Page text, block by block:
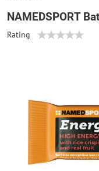
NAMEDSPORT
Rating